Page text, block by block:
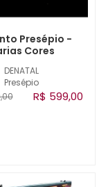
DENATAL
Presépio
Presépio -
Cores
R$ 599,00